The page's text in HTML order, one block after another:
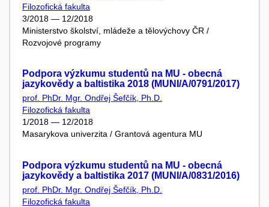
Filozofická fakulta
3/2018 — 12/2018
Ministerstvo školství, mládeže a tělovýchovy ČR /
Rozvojové programy
Podpora výzkumu studentů na MU - obecná
jazykovědy a baltistika 2018 (MUNI/A/0791/2017)
prof. PhDr. Mgr. Ondřej Šefčík, Ph.D.
Filozofická fakulta
1/2018 — 12/2018
Masarykova univerzita / Grantová agentura MU
Podpora výzkumu studentů na MU - obecná
jazykovědy a baltistika 2017 (MUNI/A/0831/2016)
prof. PhDr. Mgr. Ondřej Šefčík, Ph.D.
Filozofická fakulta